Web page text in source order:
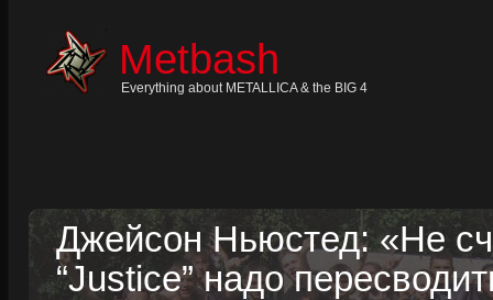
Metbash
Everything about METALLICA & the BIG 4
Джейсон Ньюстед: «Не
“Justice” надо